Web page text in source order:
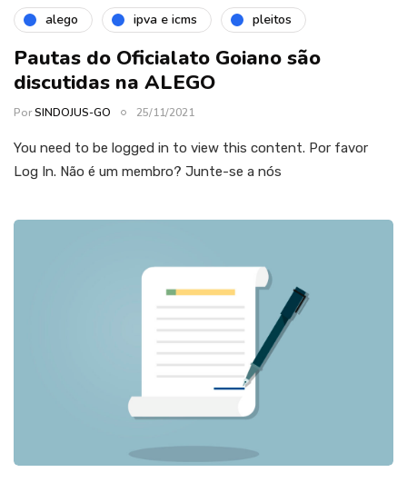
alego ipva e icms pleitos
Pautas do Oficialato Goiano são
discutidas na ALEGO
PorSINDOJUS-GO 25/11/2021
You need to be logged in to view this content. Por favor
Log In. Não é um membro? Junte-se a nós